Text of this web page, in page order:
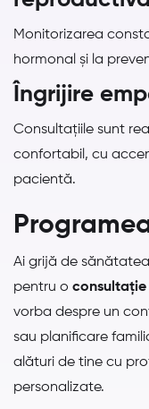
Monitorizarea
hormonal și la
Îngrijire
Consultațiile sunt
confortabil, cu
pacientă.
Ai grijă de
pentru o
vorba despre un
sau planificare
alături de tine cu
personalizate.